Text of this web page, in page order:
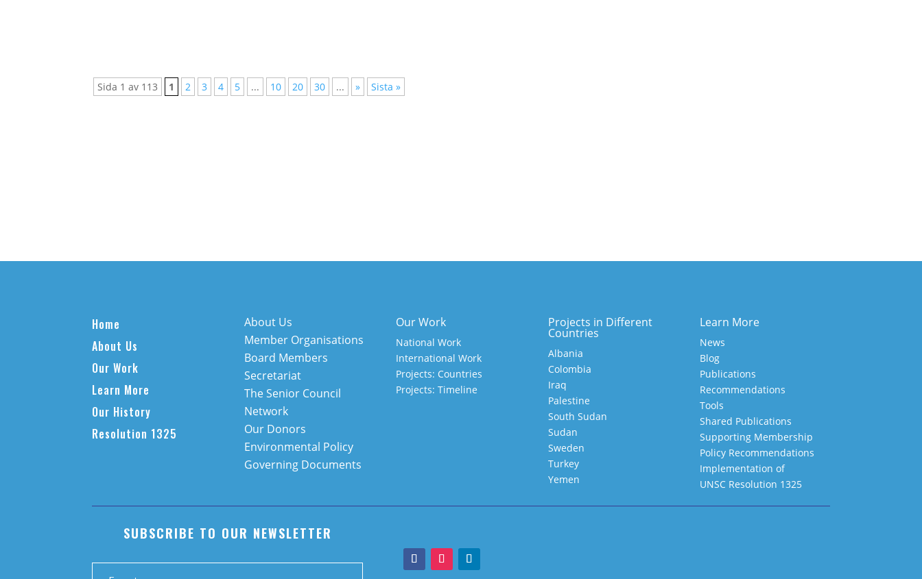
Sida 1 av 113 1 2 3 4 5 ... 10 20 30 ... » Sista »
Home
About Us
Our Work
Learn More
Our History
Resolution 1325
About Us
Member Organisations
Board Members
Secretariat
The Senior Council
Network
Our Donors
Environmental Policy
Governing Documents
Our Work
National Work
International Work
Projects: Countries
Projects: Timeline
Projects in Different
Countries
Albania
Colombia
Iraq
Palestine
South Sudan
Sudan
Sweden
Turkey
Yemen
Learn More
News
Blog
Publications
Recommendations
Tools
Shared Publications
Supporting Membership
Policy Recommendations
Implementation of
UNSC Resolution 1325
SUBSCRIBE TO OUR NEWSLETTER